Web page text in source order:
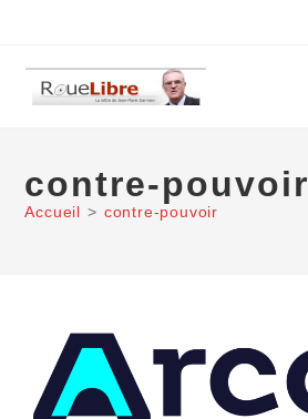
content
contre-pouvoir
Accueil > contre-pouvoir